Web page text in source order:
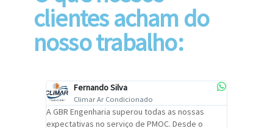
clientes acham do
nosso trabalho:
Fernando Silva
Climar Ar Condicionado
A GBR Engenharia superou todas as nossas
expectativas no serviço de PMOC. Desde o